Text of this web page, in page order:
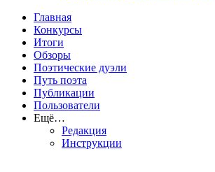
Главная
Конкурсы
Итоги
Обзоры
Поэтические дуэли
Путь поэта
Публикации
Пользователи
Ещё…
Редакция
Инструкции